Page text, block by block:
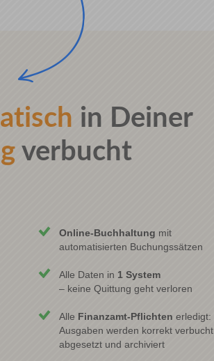
in Deiner
verbucht
Online-Buchhaltung mit
automatisierten Buchungssätzen
Alle Daten in 1 System
– keine Quittung geht verloren
Alle Finanzamt-Pflichten erledigt:
Ausgaben werden korrekt verbucht,
abgesetzt und archiviert